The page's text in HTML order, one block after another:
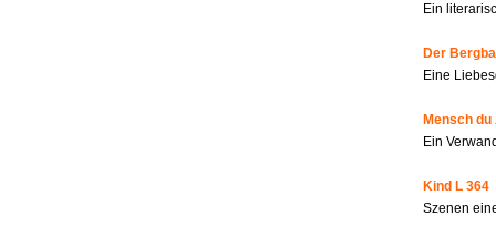
Ein
Der
Eine
Mensch du
Ein
Kind L 364
Szenen